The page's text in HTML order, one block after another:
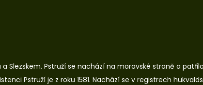
Slezskem. Pstruží se nachází na moravské straně a
Pstruží je z roku 1581. Nachází se v registrech